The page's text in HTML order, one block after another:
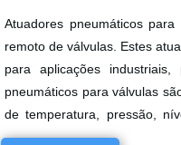
Atuadores pneumáticos
remoto de válvulas. Estes
para aplicações
pneumáticos para válvulas
de temperatura, pressão,
suportar condições